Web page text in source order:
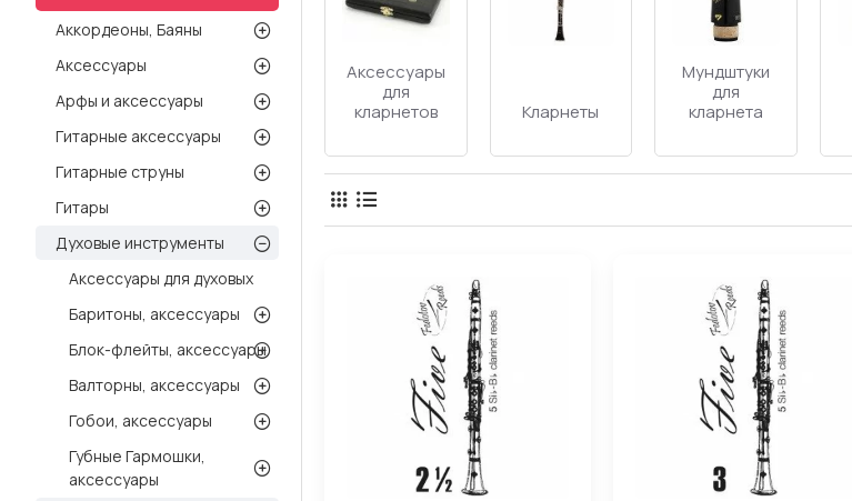
Аккордеоны, Баяны
Аксессуары
Арфы и аксессуары
Гитарные аксессуары
Гитарные струны
Гитары
Духовые инструменты
Аксессуары для духовых
Баритоны, аксессуары
Блок-флейты, аксессуары
Валторны, аксессуары
Гобои, аксессуары
Губные Гармошки,
аксессуары
Аксессуары
для
кларнетов
Кларнеты
Мундштуки
для
кларнета